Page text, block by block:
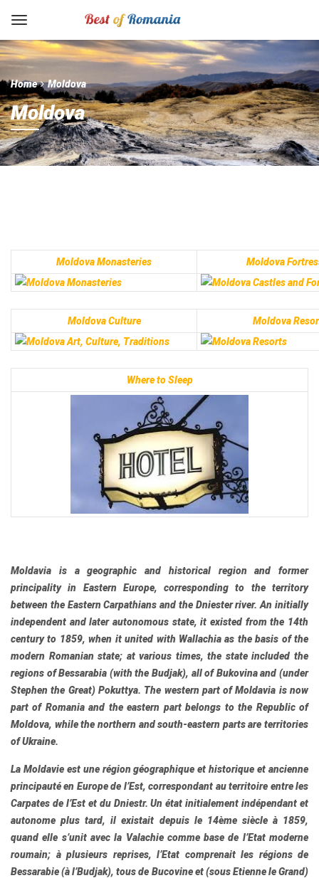
Home Moldova
Moldova
Moldova Monasteries Moldova
Moldova Culture Moldova
Where to Sleep
Moldavia is a geographic and historical region and former
principality in Eastern Europe, corresponding to the territory
between the Eastern Carpathians and the Dniester river. An initially
independent and later autonomous state, it existed from the 14th
century to 1859, when it united with Wallachia as the basis of the
modern Romanian state; at various times, the state included the
regions of Bessarabia (with the Budjak), all of Bukovina and (under
Stephen the Great) Pokuttya. The western part of Moldavia is now
part of Romania and the eastern part belongs to the Republic of
Moldova, while the northern and south-eastern parts are territories
of Ukraine.
La Moldavieest une région géographique et historique et ancienne
principauté en Europe de l’Est, correspondant au territoire entre les
Carpates de l’Est et du Dniestr. Un état initialement indépendant et
autonome plus tard, il existait depuis le 14ème siècle à 1859,
quand elle s’unit avec la Valachie comme base de l’Etat moderne
roumain; à plusieurs reprises, l’Etat comprenait les régions de
Bessarabie (à l’Budjak), tous de Bucovine et (sous Etienne le Grand)